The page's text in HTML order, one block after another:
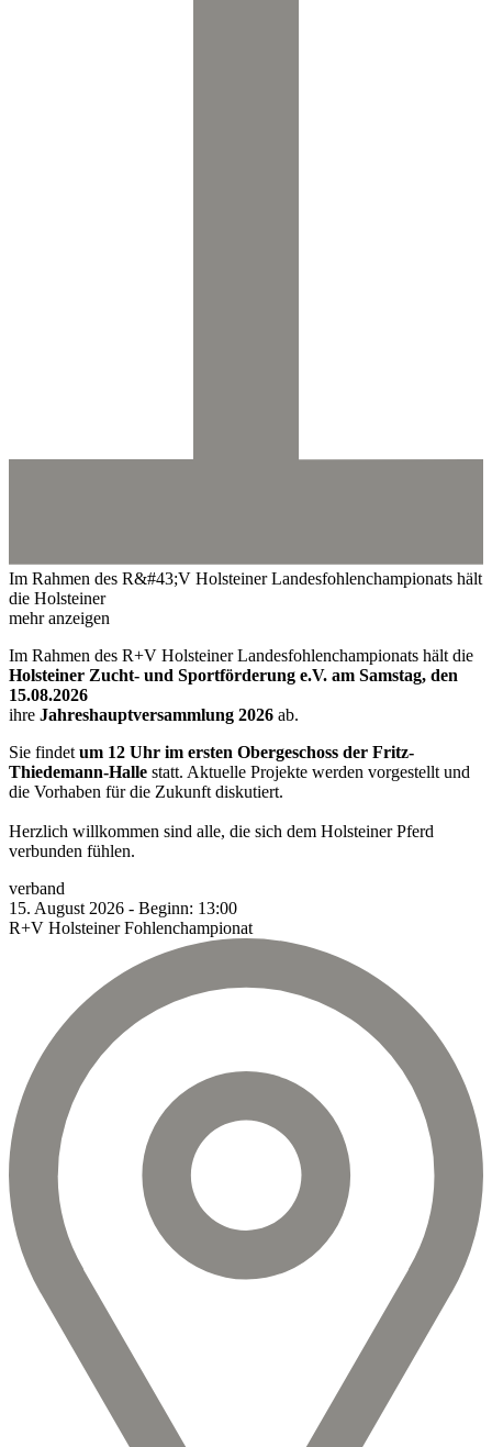
Im Rahmen des R&#43;V Holsteiner Landesfohlenchampionats hält
die Holsteiner
mehr anzeigen
Im Rahmen des R+V Holsteiner Landesfohlenchampionats hält die
Holsteiner Zucht- und Sportförderung e.V. am Samstag, den
15.08.2026
ihre Jahreshauptversammlung 2026 ab.
Sie findet um 12 Uhr im ersten Obergeschoss der Fritz-
Thiedemann-Halle statt. Aktuelle Projekte werden vorgestellt und
die Vorhaben für die Zukunft diskutiert.
Herzlich willkommen sind alle, die sich dem Holsteiner Pferd
verbunden fühlen.
verband
15. August 2026 - Beginn: 13:00
R+V Holsteiner Fohlenchampionat